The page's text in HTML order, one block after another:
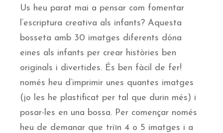
Us heu parat mai a pensar com fomentar
l’escriptura creativa als infants? Aquesta
bosseta amb 30 imatges diferents dóna
eines als infants per crear històries ben
originals i divertides. És ben fàcil de fer!
només heu d’imprimir unes quantes imatges
(jo les he plastificat per tal que durin més) i
posar-les en una bossa. Per començar només
heu de demanar que triïn 4 o 5 imatges i a